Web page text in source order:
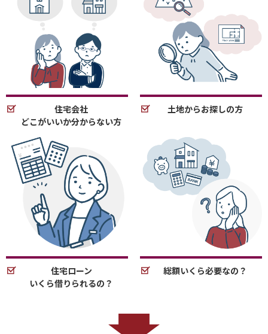
住宅会社
どこがいいか分からない方
土地からお探しの方
住宅ローン
いくら借りられるの？
総額いくら必要なの？